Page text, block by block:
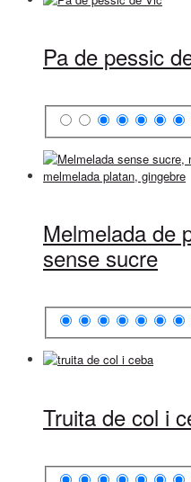
Pa de pessic
Melmelada de
sense sucre
Truita de col i